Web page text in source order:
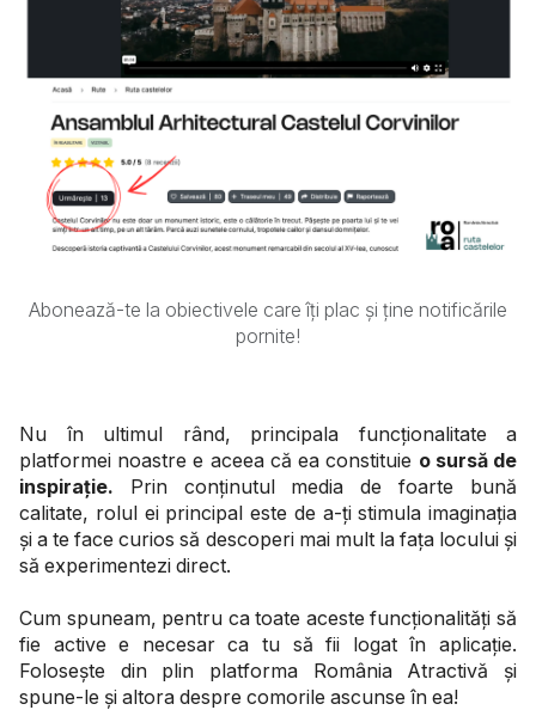
Abonează-te la obiectivele care îți plac și ține notificările
pornite!
Nu în ultimul rând, principala funcționalitate a
platformei noastre e aceea că ea constituie o sursă de
inspirație. Prin conținutul media de foarte bună
calitate, rolul ei principal este de a-ți stimula imaginația
și a te face curios să descoperi mai mult la fața locului și
să experimentezi direct.
Cum spuneam, pentru ca toate aceste funcționalități să
fie active e necesar ca tu să fii logat în aplicație.
Folosește din plin platforma România Atractivă și
spune-le și altora despre comorile ascunse în ea!